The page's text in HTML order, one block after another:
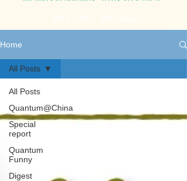
Home
All Posts
Quantum@China
Special
report
Quantum
Funny
Digest
All Posts